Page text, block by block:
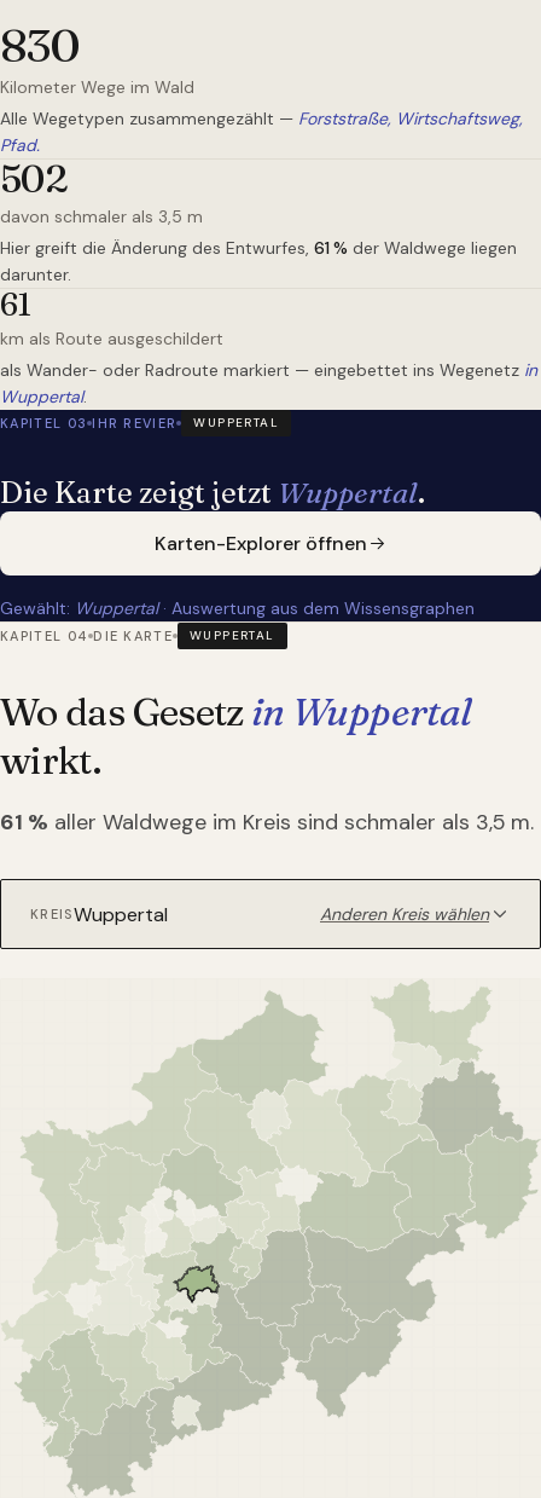
830
Kilometer Wege im Wald
Alle Wegetypen zusammengezählt — Forststraße, Wirtschaftsweg,
Pfad.
502
davon schmaler als 3,5 m
Hier greift die Änderung des Entwurfes, 61% der Waldwege liegen
darunter.
61
km als Route ausgeschildert
als Wander- oder Radroute markiert — eingebettet ins Wegenetz in
Wuppertal.
KAPITEL 03 IHR REVIER WUPPERTAL
Die Karte zeigt jetzt Wuppertal.
Karten-Explorer öffnen
Gewählt: Wuppertal· Auswertung aus dem Wissensgraphen
KAPITEL 04 DIE KARTE WUPPERTAL
Wo das Gesetzin Wuppertal
wirkt.
61 % aller Waldwege im Kreis sind schmaler als 3,5 m.
KREIS Anderen Kreis wählen